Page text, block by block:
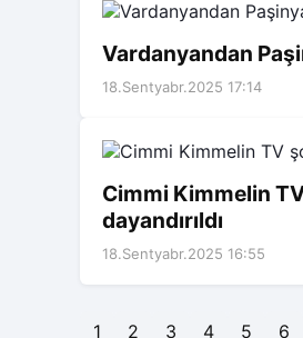
Vardanyandan
18.Sentyabr.2025 17:14
Cimmi Kimmelin
dayandırıldı
18.Sentyabr.2025 16:55
1 2 3 4 5 6